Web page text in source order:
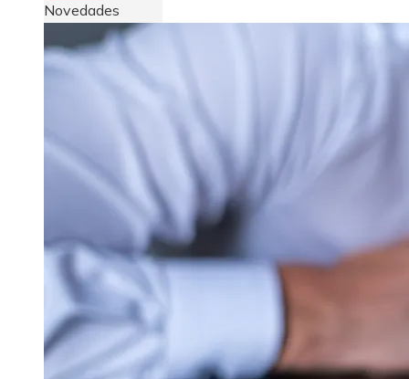
Novedades